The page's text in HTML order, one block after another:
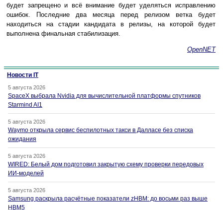
будет запрещено и всё внимание будет уделяться исправлению
ошибок. Последние два месяца перед релизом ветка будет
находиться на стадии кандидата в релизы, на которой будет
выполнена финальная стабилизация.
OpenNET
Новости IT
5 августа 2026
SpaceX выбрала Nvidia для вычислительной платформы спутников
Starmind AI1
5 августа 2026
Waymo открыла сервис беспилотных такси в Далласе без списка
ожидания
5 августа 2026
WIRED: Белый дом подготовил закрытую схему проверки передовых
ИИ-моделей
5 августа 2026
Samsung раскрыла расчётные показатели zHBM: до восьми раз выше
HBM5